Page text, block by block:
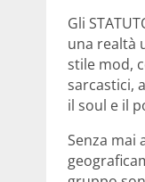
Gli
una realtà
stile mod,
sarcastici,
il soul e il
Senza mai